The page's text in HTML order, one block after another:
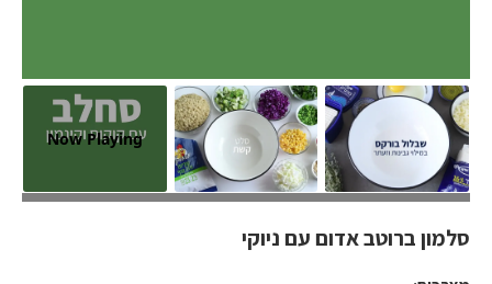
סלמון ברוטב אדום עם ניוקי
Now Playing
סלמון ברוטב אדום עם ניוקי